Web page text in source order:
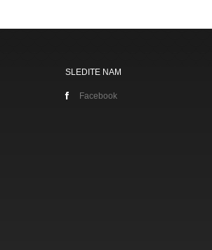
SLEDITE NAM
Facebook